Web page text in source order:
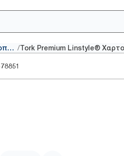
Συμβατικές χαρτοπετσέτες /